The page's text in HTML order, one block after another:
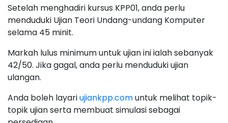
Setelah menghadiri kursus KPP01, anda perlu
menduduki Ujian Teori Undang-undang Komputer
selama 45 minit.
Markah lulus minimum untuk ujian ini ialah sebanyak
42/50. Jika gagal, anda perlu menduduki ujian
ulangan.
Anda boleh layariujiankpp.comuntuk melihat topik-
topik ujian serta membuat simulasi sebagai